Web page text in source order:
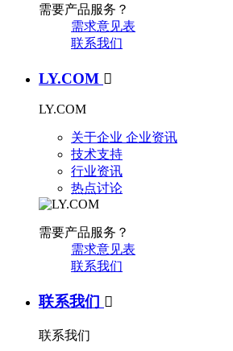
需要产品服务？
需求意见表
联系我们
LY.COM 
LY.COM
关于企业 企业资讯
技术支持
行业资讯
热点讨论
需要产品服务？
需求意见表
联系我们
联系我们 
联系我们